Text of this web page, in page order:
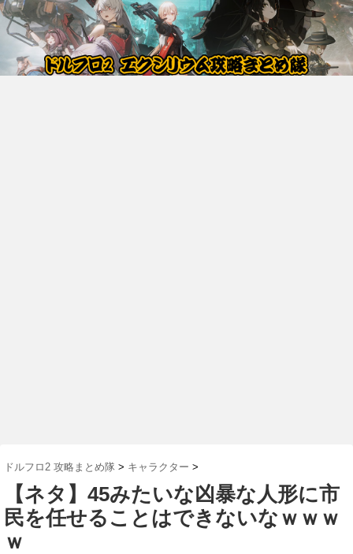
ドルフロ2 攻略まとめ隊 > キャラクター >
【ネタ】45みたいな凶暴な人形に市
民を任せることはできないなｗｗｗ
ｗ